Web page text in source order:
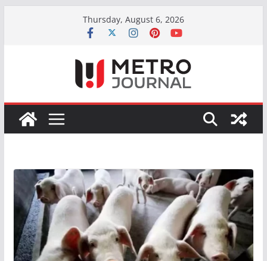
Thursday, August 6, 2026